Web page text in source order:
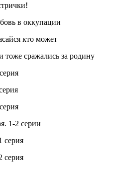
в оккупации
кто может
сражались за родину
1-2 серии
серия
серия